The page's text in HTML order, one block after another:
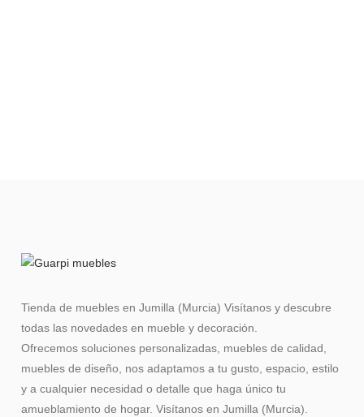
Tienda de muebles en Jumilla (Murcia) Visítanos y descubre
todas las novedades en mueble y decoración.
Ofrecemos soluciones personalizadas, muebles de calidad,
muebles de diseño, nos adaptamos a tu gusto, espacio, estilo
y a cualquier necesidad o detalle que haga único tu
amueblamiento de hogar. Visítanos en Jumilla (Murcia).